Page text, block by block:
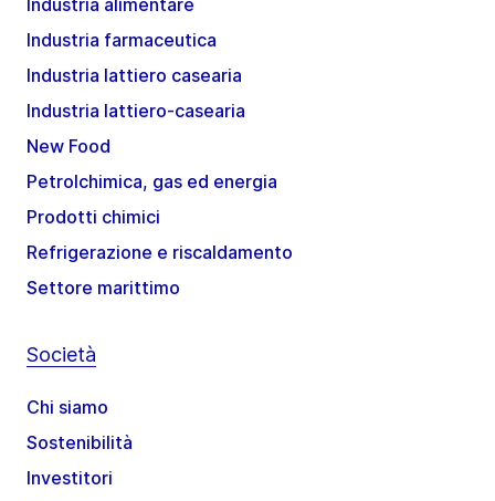
Industria alimentare
Industria farmaceutica
Industria lattiero casearia
Industria lattiero-casearia
New Food
Petrolchimica, gas ed energia
Prodotti chimici
Refrigerazione e riscaldamento
Settore marittimo
Società
Chi siamo
Sostenibilità
Investitori